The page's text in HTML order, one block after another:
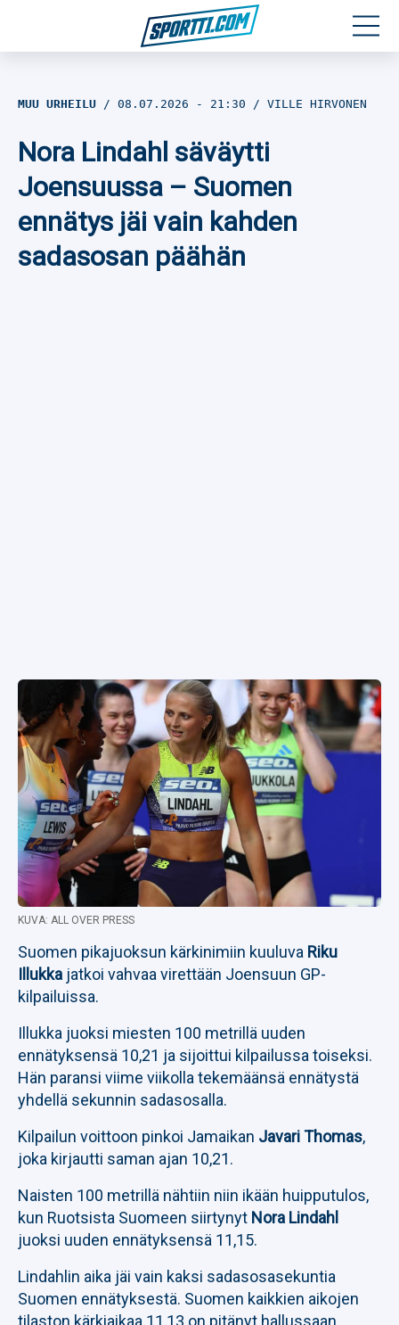
Jalkapallo
Yleisurheilu
Talviurheilu
MUU URHEILU 08.07.2026 - 21:30 VILLE HIRVONEN
Nora Lindahl säväytti
Joensuussa – Suomen
ennätys jäi vain kahden
sadasosan päähän
KUVA: ALL OVER PRESS
Suomen pikajuoksun kärkinimiin kuuluva Riku
Illukka jatkoi vahvaa virettään Joensuun GP-
kilpailuissa.
Illukka juoksi miesten 100 metrillä uuden
ennätyksensä 10,21 ja sijoittui kilpailussa toiseksi.
Hän paransi viime viikolla tekemäänsä ennätystä
yhdellä sekunnin sadasosalla.
Kilpailun voittoon pinkoi Jamaikan Javari Thomas,
joka kirjautti saman ajan 10,21.
Naisten 100 metrillä nähtiin niin ikään huipputulos,
kun Ruotsista Suomeen siirtynyt Nora Lindahl
juoksi uuden ennätyksensä 11,15.
Lindahlin aika jäi vain kaksi sadasosasekuntia
Suomen ennätyksestä. Suomen kaikkien aikojen
tilaston kärkiaikaa 11,13 on pitänyt hallussaan